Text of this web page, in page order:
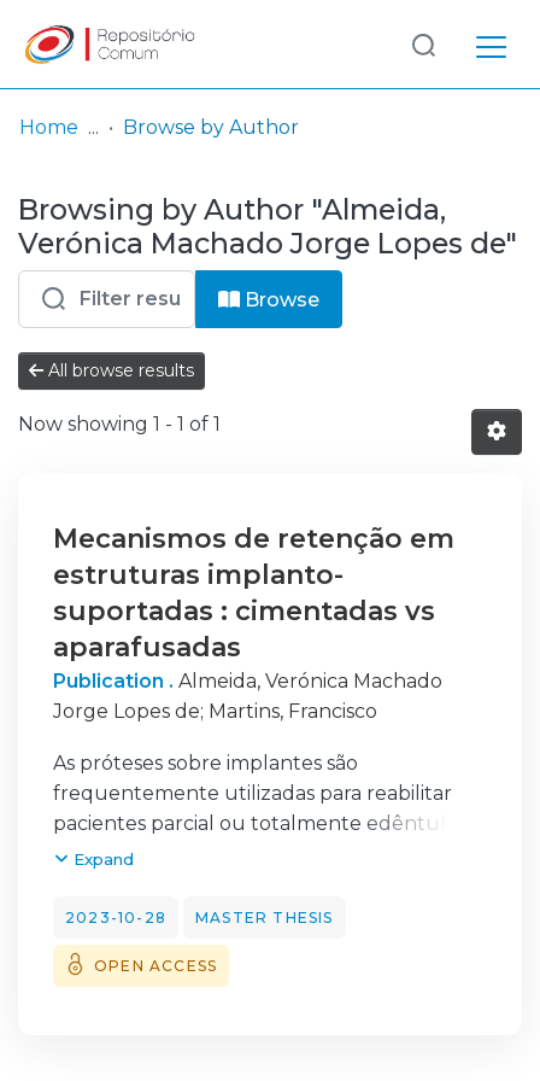
& Collections
Browse repository
Entities
Log
In
(current)
Home Browse by Author
Browsing by Author "Almeida,
Verónica Machado Jorge Lopes de"
Browse
All browse results
Now showing 1 - 1 of 1
Mecanismos de retenção em
estruturas implanto-
suportadas : cimentadas vs
aparafusadas
Publication . Almeida, Verónica Machado
Jorge Lopes de; Martins, Francisco
As próteses sobre implantes são
frequentemente utilizadas para reabilitar
pacientes parcial ou totalmente edêntulos.
Estudos publicados relatam taxas de sucesso
satisfatórios para o paciente.
O planeamento da reabilitação é um passo
essencial para o sucesso do tratamento. Uma
Expand
2023-10-28 MASTER THESIS
OPEN ACCESS